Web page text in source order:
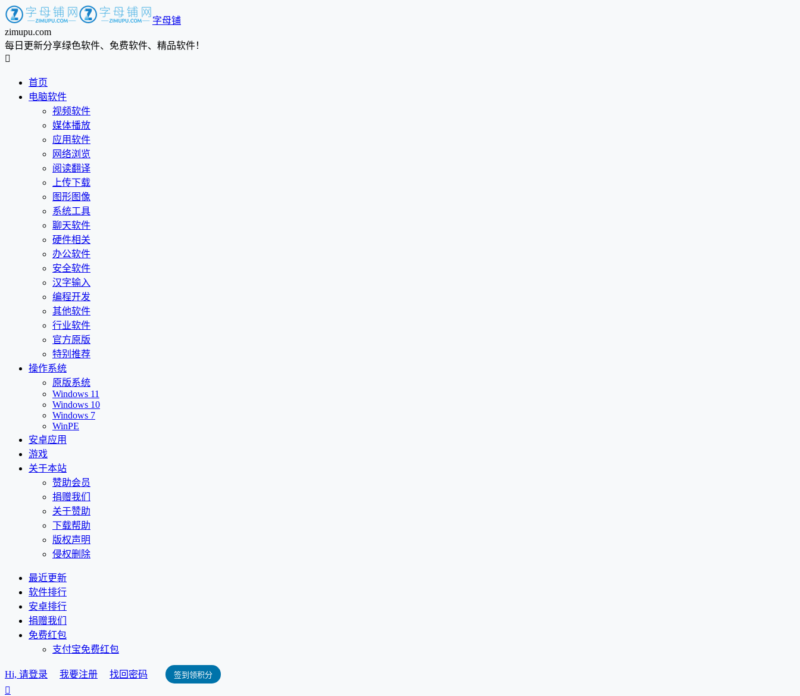
字母铺
zimupu.com
每日更新分享绿色软件、免费软件、精品软件！

首页
电脑软件
视频软件
媒体播放
应用软件
网络浏览
阅读翻译
上传下载
图形图像
系统工具
聊天软件
硬件相关
办公软件
安全软件
汉字输入
编程开发
其他软件
行业软件
官方原版
特别推荐
操作系统
原版系统
Windows 11
Windows 10
Windows 7
WinPE
安卓应用
游戏
关于本站
赞助会员
捐赠我们
关于赞助
下载帮助
版权声明
侵权删除
最近更新
软件排行
安卓排行
捐赠我们
免费红包
支付宝免费红包
Hi, 请登录 我要注册 找回密码 签到领积分
